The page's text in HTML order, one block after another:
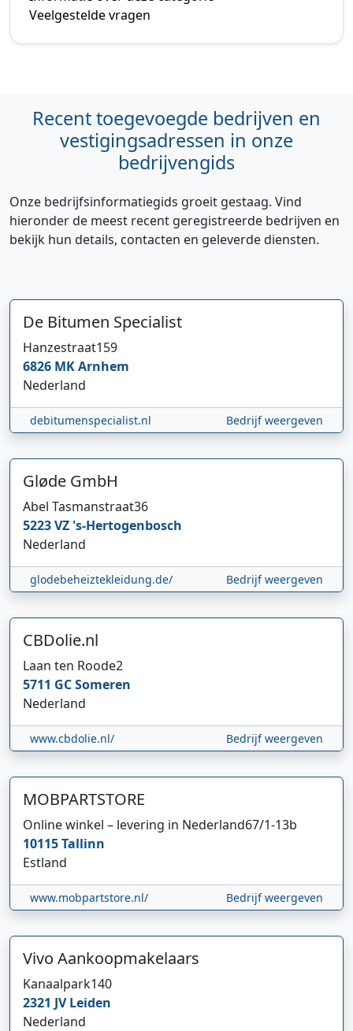
Veelgestelde vragen
Recent toegevoegde bedrijven en
vestigingsadressen in onze
bedrijvengids
Onze bedrijfsinformatiegids groeit gestaag. Vind
hieronder de meest recent geregistreerde bedrijven en
bekijk hun details, contacten en geleverde diensten.
De Bitumen Specialist
Hanzestraat159
6826 MKArnhem
Nederland
debitumenspecialist.nl Bedrijf weergeven
Gløde GmbH
Abel Tasmanstraat36
5223 VZ 's-Hertogenbosch
Nederland
glodebeheiztekleidung.de/ Bedrijf weergeven
CBDolie.nl
Laan ten Roode2
5711 GCSomeren
Nederland
www.cbdolie.nl/ Bedrijf weergeven
MOBPARTSTORE
Online winkel – levering in Nederland67/1-13b
10115Tallinn
Estland
www.mobpartstore.nl/ Bedrijf weergeven
Vivo Aankoopmakelaars
Kanaalpark140
2321 JVLeiden
Nederland